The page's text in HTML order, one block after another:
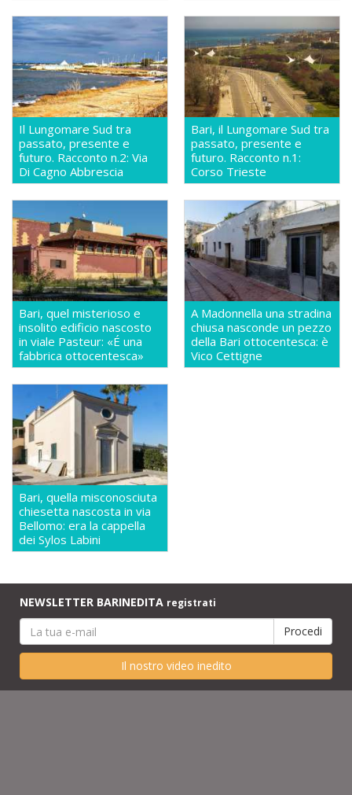
Il Lungomare Sud tra
passato, presente e
futuro. Racconto n.2: Via
Di Cagno Abbrescia
Bari, il Lungomare Sud tra
passato, presente e
futuro. Racconto n.1:
Corso Trieste
Bari, quel misterioso e
insolito edificio nascosto
in viale Pasteur: «É una
fabbrica ottocentesca»
A Madonnella una stradina
chiusa nasconde un pezzo
della Bari ottocentesca: è
Vico Cettigne
Bari, quella misconosciuta
chiesetta nascosta in via
Bellomo: era la cappella
dei Sylos Labini
NEWSLETTER BARINEDITA registrati
Il nostro video inedito